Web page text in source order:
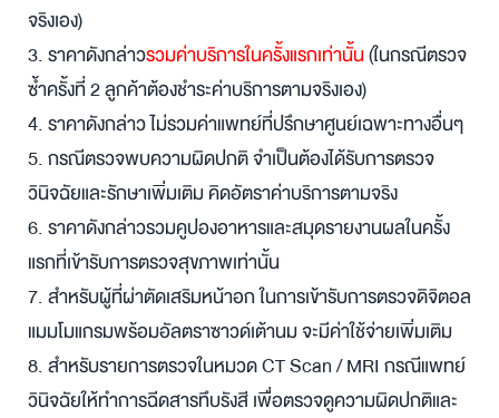
จริงเอง)
3. ราคาดังกล่าวรวมค่าบริการในครั้งแรกเท่านั้น(ในกรณีตรวจ
ซ้ำครั้งที่ 2 ลูกค้าต้องชำระค่าบริการตามจริงเอง)
4. ราคาดังกล่าว ไม่รวมค่าแพทย์ที่ปรึกษาศูนย์เฉพาะทางอื่นๆ
5. กรณีตรวจพบความผิดปกติ จำเป็นต้องได้รับการตรวจ
วินิจฉัยและรักษาเพิ่มเติม คิดอัตราค่าบริการตามจริง
6. ราคาดังกล่าวรวมคูปองอาหารและสมุดรายงานผลในครั้ง
แรกที่เข้ารับการตรวจสุขภาพเท่านั้น
7. สำหรับผู้ที่ผ่าตัดเสริมหน้าอก ในการเข้ารับการตรวจดิจิตอล
แมมโมแกรมพร้อมอัลตราซาวด์เต้านม จะมีค่าใช้จ่ายเพิ่มเติม
8. สำหรับรายการตรวจในหมวด CT Scan / MRI กรณีแพทย์
วินิจฉัยให้ทำการฉีดสารทึบรังสี เพื่อตรวจดูความผิดปกติและ